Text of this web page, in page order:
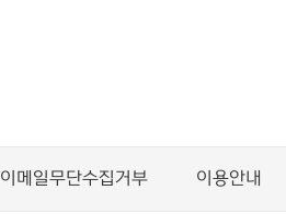
이메일무단수집거부 이용안내